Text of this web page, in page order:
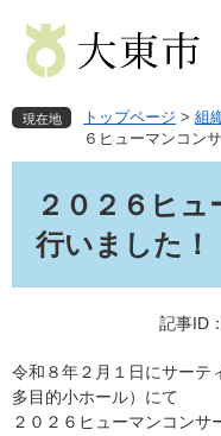
先
で
を
ば
へ
現在地 トップページ > 組
６ヒューマンコン
２０２６ヒ
行いました！
記事ID
令和８年２月１日にサーテ
多目的小ホール）にて
２０２６ヒューマンコン